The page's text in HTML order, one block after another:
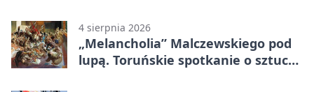
4 sierpnia 2026
„Melancholia” Malczewskiego pod
lupą. Toruńskie spotkanie o sztuce i